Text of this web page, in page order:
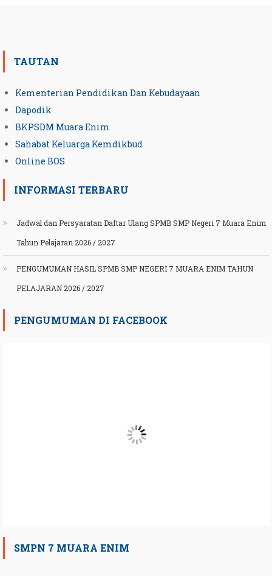
TAUTAN
Kementerian Pendidikan Dan Kebudayaan
Dapodik
BKPSDM Muara Enim
Sahabat Keluarga Kemdikbud
Online BOS
INFORMASI TERBARU
Jadwal dan Persyaratan Daftar Ulang SPMB SMP Negeri 7 Muara Enim
Tahun Pelajaran 2026 / 2027
PENGUMUMAN HASIL SPMB SMP NEGERI 7 MUARA ENIM TAHUN
PELAJARAN 2026 / 2027
PENGUMUMAN DI FACEBOOK
SMPN 7 MUARA ENIM